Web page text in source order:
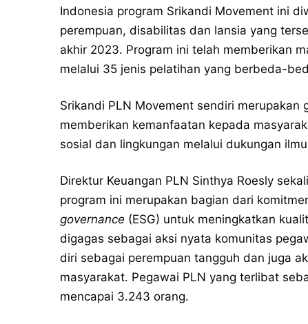
Indonesia program Srikandi Movement ini
perempuan, disabilitas dan lansia yang
akhir 2023. Program ini telah memberikan
melalui 35 jenis pelatihan yang berbeda-
Srikandi PLN Movement sendiri
memberikan kemanfaatan kepada
sosial dan lingkungan melalui dukungan
Direktur Keuangan PLN Sinthya Roesly
program ini merupakan bagian dari
governance (ESG) untuk meningkatkan
digagas sebagai aksi nyata komunitas
diri sebagai perempuan tangguh dan juga
masyarakat. Pegawai PLN yang terlibat
mencapai 3.243 orang.